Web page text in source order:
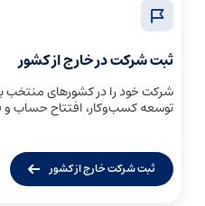
ثبت شرکت در خارج از کشور
شرکت خود را در کشورهای منتخب
توسعه کسب‌وکار، افتتاح حساب و
ثبت شرکت خارج از کشور